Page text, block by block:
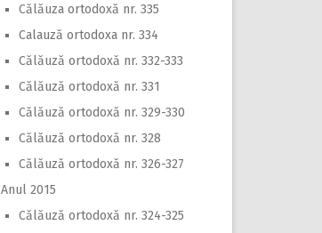
Călăuza ortodoxă nr. 335
Calauză ortodoxa nr. 334
Călăuză ortodoxă nr. 332-333
Călăuză ortodoxă nr. 331
Călăuză ortodoxă nr. 329-330
Călăuză ortodoxă nr. 328
Călăuză ortodoxă nr. 326-327
Anul 2015
Călăuză ortodoxă nr. 324-325